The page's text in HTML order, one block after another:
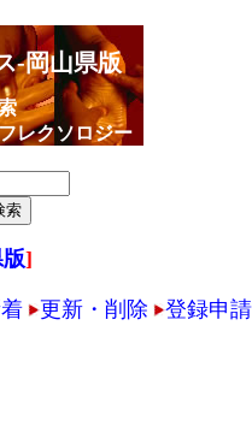
-岡山県版
レクソロジー
]
更新・削除 登録申請